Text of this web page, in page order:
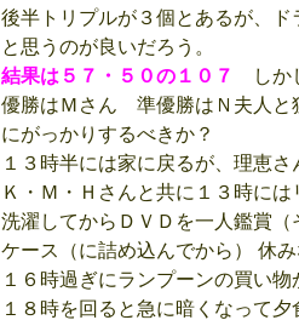
後半トリプルが３個とあるが、
と思うのが良いだろう。
結果は５７・５０の１０７
しか
優勝はＭさん 準優勝はＮ夫人
にがっかりするべきか？
１３時半には家に戻るが、理恵
Ｋ・Ｍ・Ｈさんと共に１３時に
洗濯してからＤＶＤを一人鑑賞
ケース（に詰め込んでから） 休
１６時過ぎにランプーンの買い
１８時を回ると急に暗くなって